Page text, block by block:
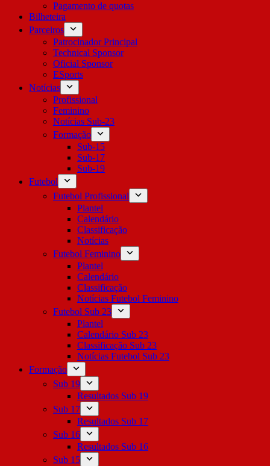
Pagamento de quotas
Bilheteira
Parceiros
Patrocinador Principal
Technical Sponsor
Oficial Sponsor
ESports
Notícias
Profissional
Feminino
Notícias Sub-23
Formação
Sub-15
Sub-17
Sub-19
Futebol
Futebol Profissional
Plantel
Calendário
Classificação
Notícias
Futebol Feminino
Plantel
Calendário
Classificação
Notícias Futebol Feminino
Futebol Sub 23
Plantel
Calendário Sub 23
Classificação Sub 23
Notícias Futebol Sub 23
Formação
Sub 19
Resultados Sub 19
Sub 17
Resultados Sub 17
Sub 16
Resultados Sub 16
Sub 15